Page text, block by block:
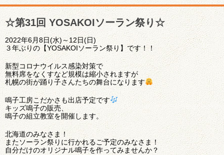
☆第31回 YOSAKOIソーラン祭り☆
2022年6月8日(水)～12日(日)
３年ぶりの【YOSAKOIソーラン祭り】です！！
新型コロナウイルス感染対策で
無料席をなくすなど規模は縮小されますが
札幌の街が踊り子さんたちの舞台になります
鳴子工房こだかさも出店予定です
キッズ鳴子の販売、
鳴子の組立教室を開催します。
北海道のみなさま！
またソーラン祭りに行かれるご予定のみなさま！
自分だけのオリジナル鳴子を作ってみませんか？